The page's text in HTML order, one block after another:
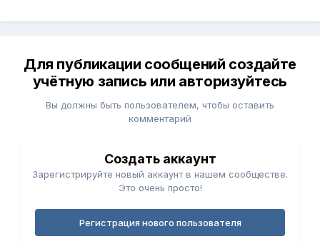
Для публикации сообщений создайте
учётную запись или авторизуйтесь
Вы должны быть пользователем, чтобы оставить
комментарий
Создать аккаунт
Зарегистрируйте новый аккаунт в нашем сообществе.
Это очень просто!
Регистрация нового пользователя